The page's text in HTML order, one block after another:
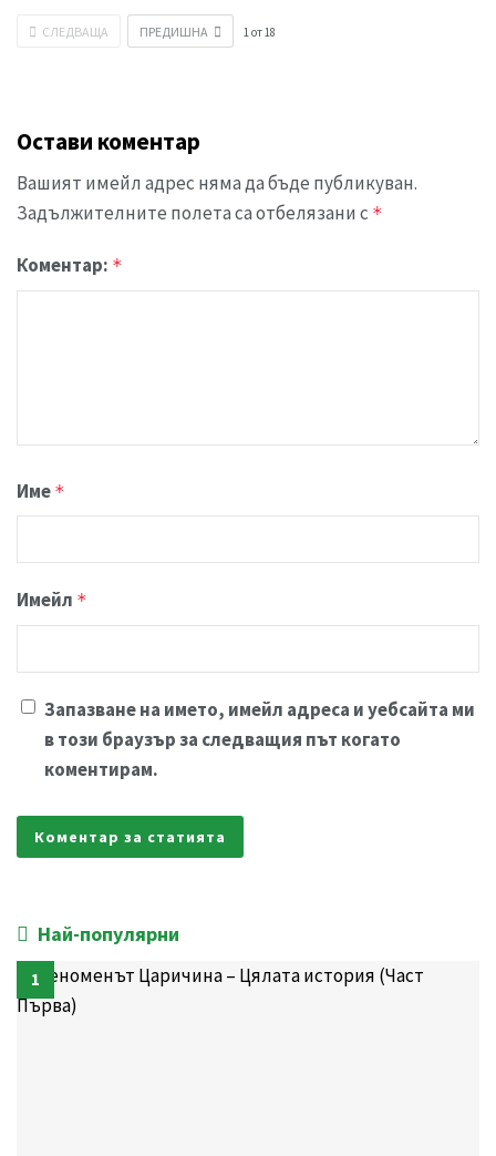
СЛЕДВАЩА ПРЕДИШНА 1от18
Остави коментар
Вашият имейл адрес няма да бъде публикуван.
Задължителните полета са отбелязани с *
Коментар: *
Име *
Имейл *
Запазване на името, имейл адреса и уебсайта ми
в този браузър за следващия път когато
коментирам.
Най-популярни